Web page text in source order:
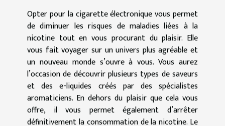
Opter pour la cigarette électronique vous permet
de diminuer les risques de maladies liées à la
nicotine tout en vous procurant du plaisir. Elle
vous fait voyager sur un univers plus agréable et
un nouveau monde s’ouvre à vous. Vous aurez
l’occasion de découvrir plusieurs types de saveurs
et des e-liquides créés par des spécialistes
aromaticiens. En dehors du plaisir que cela vous
offre, il vous permet également d’arrêter
définitivement la consommation de la nicotine. Le